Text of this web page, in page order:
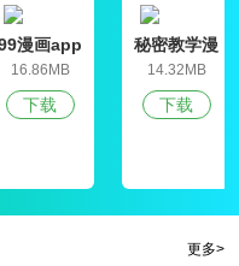
还有各种小惊喜，轻漫画上面的
画;
的速度还是挺快的，轻漫画一款
错
;
漫画app
破解
16.86MB
下载
秘密教学漫
画完整版
14.32MB
下载
更多>